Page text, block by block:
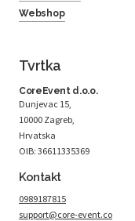
Webshop
Tvrtka
CoreEvent d.o.o.
Dunjevac 15,
10000 Zagreb,
Hrvatska
OIB: 36611335369
Kontakt
0989187815
support@core-event.co